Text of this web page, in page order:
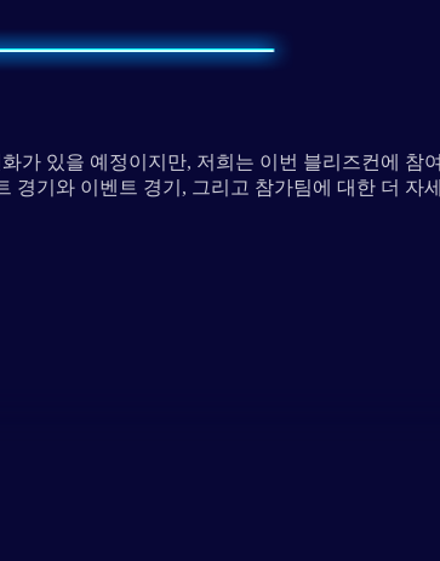
가 있을 예정이지만, 저희는 이번 블리즈컨에 참
경기와 이벤트 경기, 그리고 참가팀에 대한 더 자